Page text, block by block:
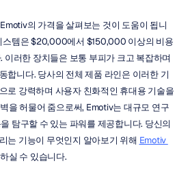
의 가격을 살펴보는 것이 도움이 됩니
스템은 $20,000에서 $150,000 이상의 비용
이러한 장치들은 보통 부피가 크고 복잡하며
합니다. 당사의 전체 제품 라인은 이러한 기
로 강력하며 사용자 친화적인 휴대용 기술을
을 허물어 줌으로써, Emotiv는 대규모 연구
탐구할 수 있는 파워를 제공합니다. 당신의
는 기능이 무엇인지 알아보기 위해 Emotiv
실 수 있습니다.